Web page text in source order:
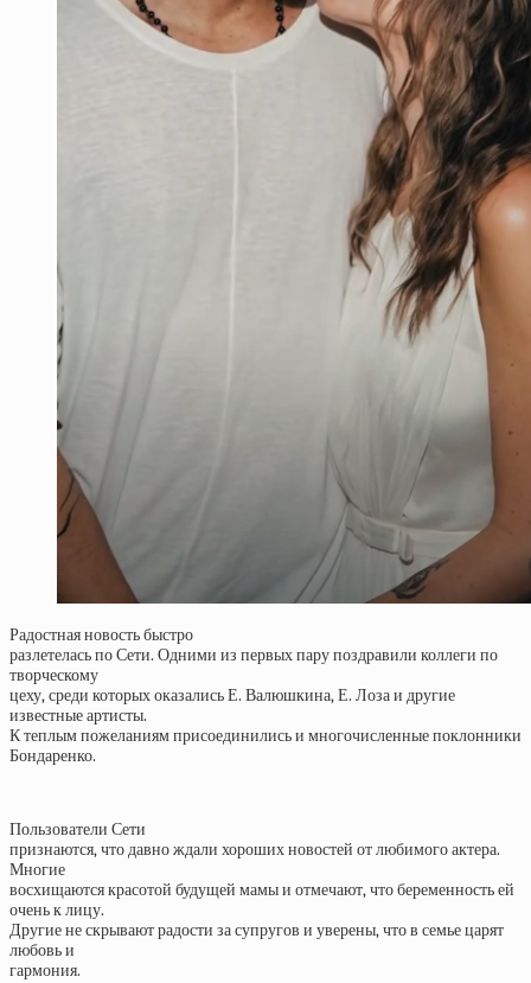
Радостная новость быстро
разлетелась по Сети. Одними из первых пару поздравили коллеги по
творческому
цеху, среди которых оказались Е. Валюшкина, Е. Лоза и другие
известные артисты.
К теплым пожеланиям присоединились и многочисленные поклонники
Бондаренко.
Пользователи Сети
признаются, что давно ждали хороших новостей от любимого актера.
Многие
восхищаются красотой будущей мамы и отмечают, что беременность ей
очень к лицу.
Другие не скрывают радости за супругов и уверены, что в семье царят
любовь и
гармония.